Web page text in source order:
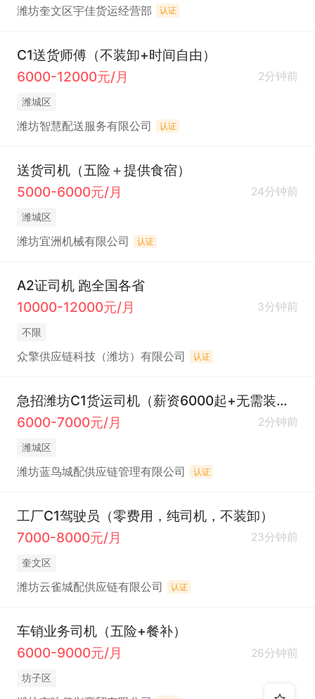
潍坊奎文区宇佳货运经营部 认证
C1送货师傅（不装卸+时间自由）
6000-12000元/月
2分钟前
潍城区
潍坊智慧配送服务有限公司 认证
送货司机（五险＋提供食宿）
5000-6000元/月
24分钟前
潍城区
潍坊宜洲机械有限公司 认证
A2证司机 跑全国各省
10000-12000元/月
3分钟前
不限
众擎供应链科技（潍坊）有限公司 认证
急招潍坊C1货运司机（薪资6000起+无需装卸+15号准时发工资）
6000-7000元/月
2分钟前
潍城区
潍坊蓝鸟城配供应链管理有限公司 认证
工厂C1驾驶员（零费用，纯司机，不装卸）
7000-8000元/月
23分钟前
奎文区
潍坊云雀城配供应链有限公司 认证
车销业务司机（五险+餐补）
6000-9000元/月
26分钟前
坊子区